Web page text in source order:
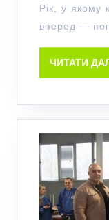
Рік, у якому
вперед —
ЧИТАТИ